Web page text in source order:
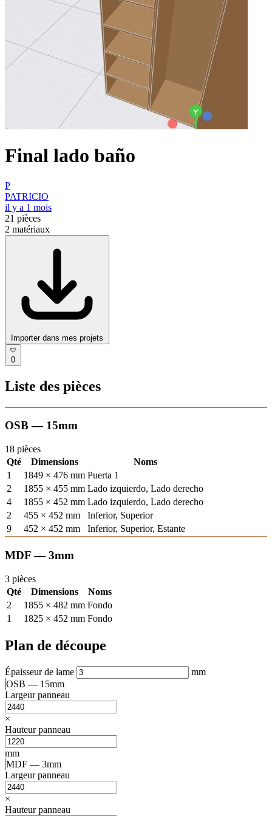
Final lado baño
P
PATRICIO
il y a 1 mois
21 pièces
2 matériaux
Importer dans mes projets
0
Liste des pièces
OSB — 15mm
18 pièces
Qté
Dimensions
Noms
1
1849 × 476 mm Puerta 1
2
1855 × 455 mm Lado izquierdo, Lado derecho
4
1855 × 452 mm Lado izquierdo, Lado derecho
2
455 × 452 mm
Inferior, Superior
9
452 × 452 mm Inferior, Superior, Estante
MDF — 3mm
3 pièces
Qté
Dimensions
Noms
2
1855 × 482 mm Fondo
1
1825 × 452 mm Fondo
Plan de découpe
Épaisseur de lame
mm
OSB — 15mm
Largeur panneau
×
Hauteur panneau
mm
MDF — 3mm
Largeur panneau
×
Hauteur panneau